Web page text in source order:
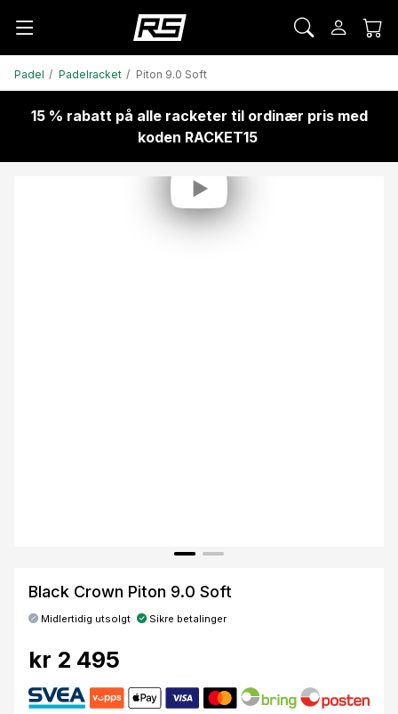
Padel Padelracket Piton 9.0 Soft
15 % rabatt på alle racketer til ordinær pris med
koden RACKET15
Black Crown Piton 9.0 Soft
Midlertidig utsolgt Sikre betalinger
kr 2 495